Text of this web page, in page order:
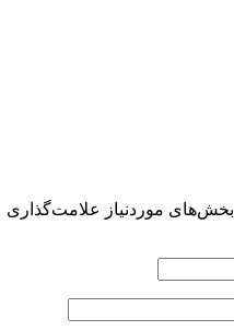
بخش‌های موردنیاز علامت‌گذاری